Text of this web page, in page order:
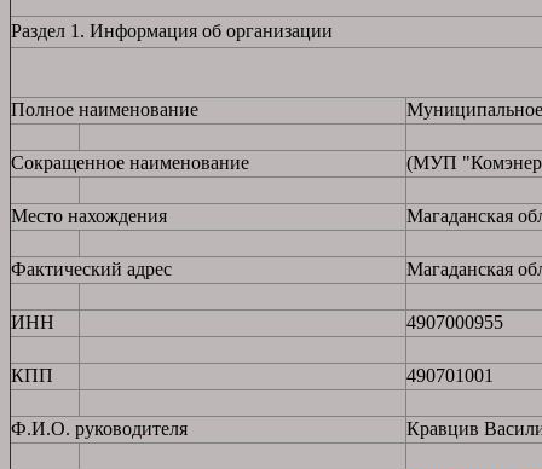
Раздел 1. Информация об организации
Полное наименование
Сокращенное наименование (МУП
Место нахождения Магаданская
Фактический адрес Магаданская
ИНН 4907000955
КПП 490701001
Ф.И.О. руководителя Кравцив